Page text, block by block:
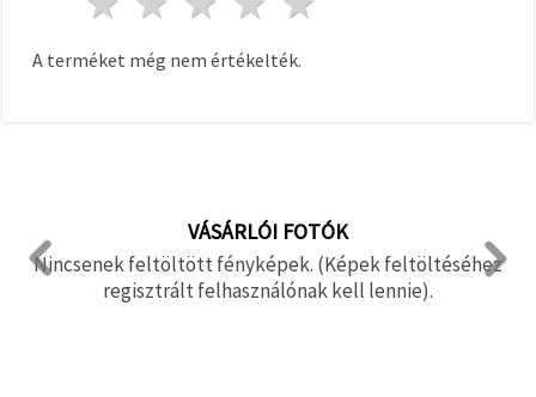
A terméket még nem értékelték.
VÁSÁRLÓI FOTÓK
Nincsenek feltöltött fényképek. (Képek feltöltéséhez
regisztrált felhasználónak kell lennie).